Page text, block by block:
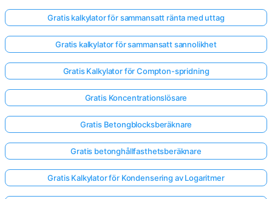
Gratis kalkylator för sammansatt ränta med uttag
Gratis kalkylator för sammansatt sannolikhet
Gratis Kalkylator för Compton-spridning
Gratis Koncentrationslösare
Gratis Betongblocksberäknare
Gratis betonghållfasthetsberäknare
Gratis Kalkylator för Kondensering av Logaritmer